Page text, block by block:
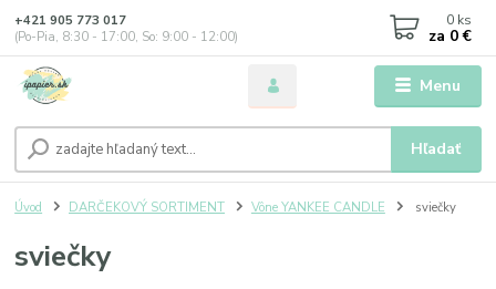
Menu
Hľadať
+421 905 773 017
(Po-Pia, 8:30 - 17:00, So: 9:00 - 12:00)
0 ks
za 0 €
Úvod DARČEKOVÝ SORTIMENT Vône YANKEE CANDLE sviečky
sviečky